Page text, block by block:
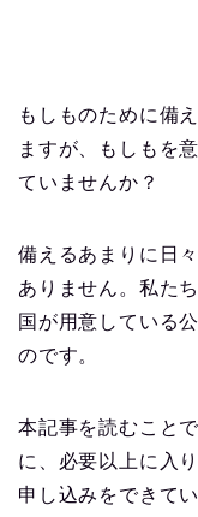
もしものために備
ますが、もしもを
ていませんか？
備えるあまりに日
ありません。私た
国が用意している
のです。
本記事を読むこと
に、必要以上に入
申し込みをできて